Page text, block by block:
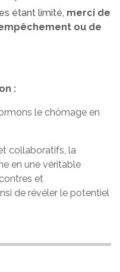
étant limité, merci de
ou de
:
le chômage en
collaboratifs, la
en une véritable
et
de révéler le potentiel